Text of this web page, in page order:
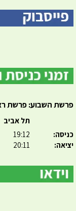
פרשת השבוע: פרשת
כניסה:
יציאה:
תל אביב
19:12
20:11